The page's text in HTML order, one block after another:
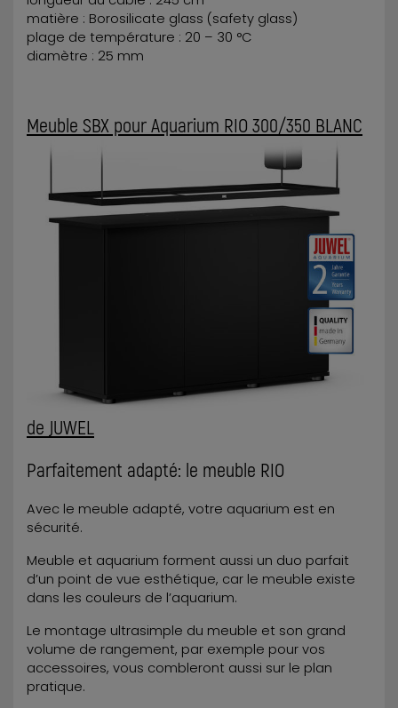
matière : Borosilicate glass (safety glass)
plage de température : 20 – 30 °C
diamètre : 25 mm
Meuble SBX pour Aquarium RIO 300/350 BLANC
de JUWEL
Parfaitement adapté: le meuble RIO
Avec le meuble adapté, votre aquarium est en
sécurité.
Meuble et aquarium forment aussi un duo parfait
d’un point de vue esthétique, car le meuble existe
dans les couleurs de l’aquarium.
Le montage ultrasimple du meuble et son grand
volume de rangement, par exemple pour vos
accessoires, vous combleront aussi sur le plan
pratique.